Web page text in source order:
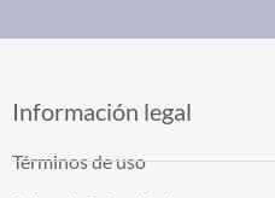
Información legal
Términos de uso